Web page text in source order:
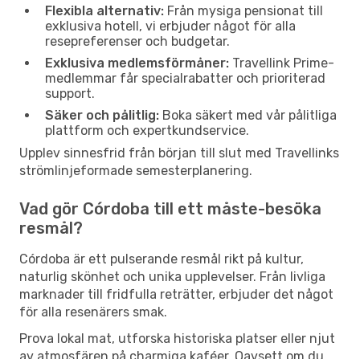
Flexibla alternativ: Från mysiga pensionat till
exklusiva hotell, vi erbjuder något för alla
resepreferenser och budgetar.
Exklusiva medlemsförmåner: Travellink Prime-
medlemmar får specialrabatter och prioriterad
support.
Säker och pålitlig: Boka säkert med vår pålitliga
plattform och expertkundservice.
Upplev sinnesfrid från början till slut med Travellinks
strömlinjeformade semesterplanering.
Vad gör Córdoba till ett måste-besöka
resmål?
Córdoba är ett pulserande resmål rikt på kultur,
naturlig skönhet och unika upplevelser. Från livliga
marknader till fridfulla reträtter, erbjuder det något
för alla resenärers smak.
Prova lokal mat, utforska historiska platser eller njut